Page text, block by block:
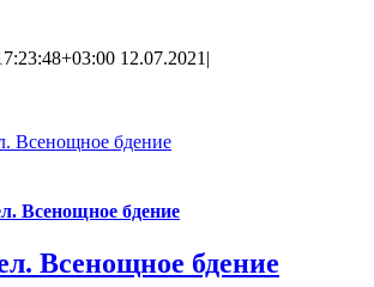
12.07.2021 |
Всенощное бдение
Всенощное бдение
Всенощное бдение